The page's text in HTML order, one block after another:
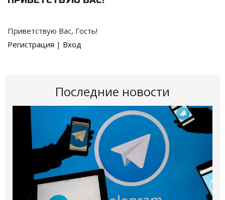
Приветствую Вас, Гость!
Регистрация | Вход
Последние новости